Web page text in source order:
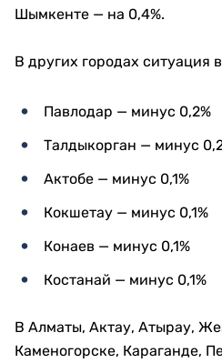
Шымкенте — на 0,4%.
В других городах ситуация
Павлодар — минус 0,2%
Талдыкорган — минус
Актобе — минус 0,1%
Кокшетау — минус 0,1%
Конаев — минус 0,1%
Костанай — минус 0,1%
В Алматы, Актау, Атырау,
Каменогорске, Караганде,